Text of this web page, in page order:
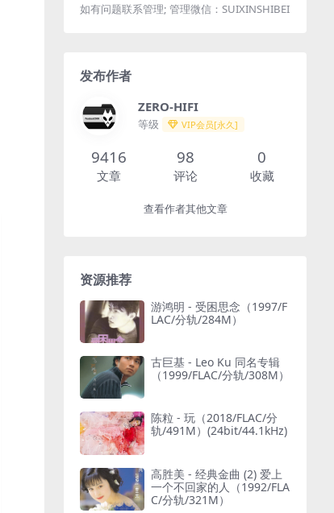
如有问题联系管理; 管理微信：SUIXINSHIBEI
发布作者
ZERO-HIFI
等级 VIP会员[永久]
9416
文章
98
评论
0
收藏
查看作者其他文章
资源推荐
游鸿明 - 受困思念（1997/F
LAC/分轨/284M）
古巨基 - Leo Ku 同名专辑
（1999/FLAC/分轨/308M）
陈粒 - 玩（2018/FLAC/分
轨/491M）(24bit/44.1kHz)
高胜美 - 经典金曲 (2) 爱上
一个不回家的人（1992/FLA
C/分轨/321M）